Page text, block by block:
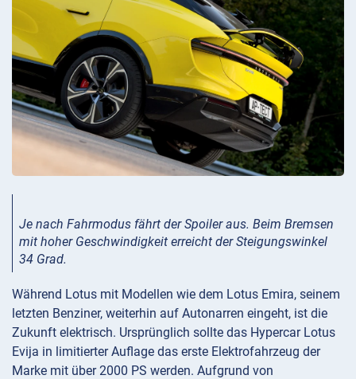
Je nach Fahrmodus fährt der Spoiler aus. Beim Bremsen
mit hoher Geschwindigkeit erreicht der Steigungswinkel
34 Grad.
Während Lotus mit Modellen wie dem Lotus Emira, seinem
letzten Benziner, weiterhin auf Autonarren eingeht, ist die
Zukunft elektrisch. Ursprünglich sollte das Hypercar Lotus
Evija in limitierter Auflage das erste Elektrofahrzeug der
Marke mit über 2000 PS werden. Aufgrund von